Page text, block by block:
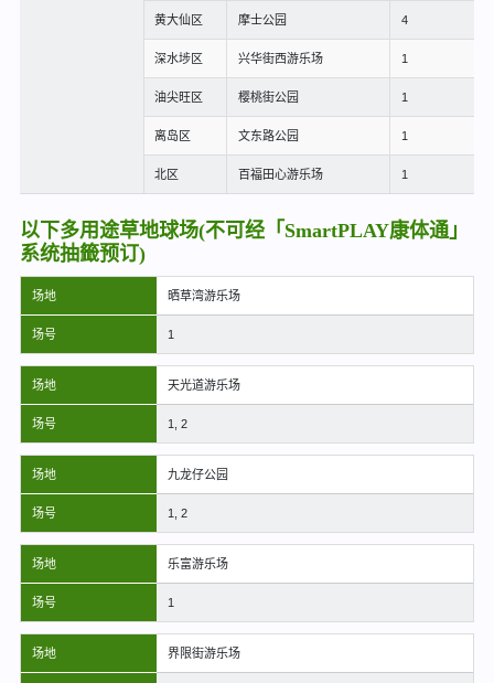
黄大仙区 摩士公园 4
深水埗区 兴华街西游乐场 1
油尖旺区 樱桃街公园 1
离岛区 文东路公园 1
北区 百福田心游乐场 1
以下多用途草地球场(不可经「SmartPLAY康体通」
系统抽籤预订)
场地 晒草湾游乐场
场号 1
场地 天光道游乐场
场号 1, 2
场地 九龙仔公园
场号 1, 2
场地 乐富游乐场
场号 1
场地 界限街游乐场